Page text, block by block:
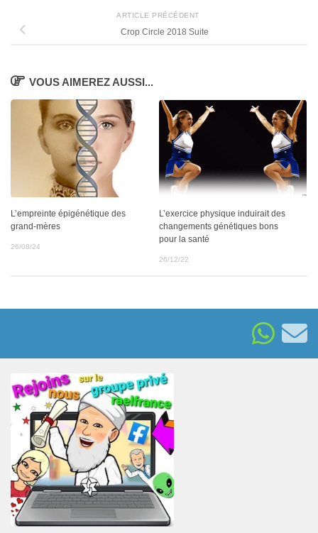
ARTICLE PRÉCÉDENT
Crop Circle 2018 Suite
VOUS AIMEREZ AUSSI...
L’empreinte épigénétique des
grand-mères
26/08/24
L’exercice physique induirait des
changements génétiques bons
pour la santé
26/12/22